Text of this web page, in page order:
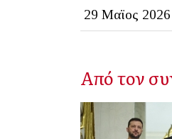
29 Μαϊος 2026
Από τον